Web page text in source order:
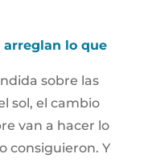
arreglan lo que
sobre las
sol, el cambio
van a hacer lo
consiguieron. Y